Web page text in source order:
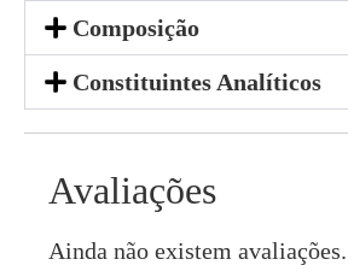
Composição
Constituintes Analíticos
Avaliações
Ainda não existem avaliações.